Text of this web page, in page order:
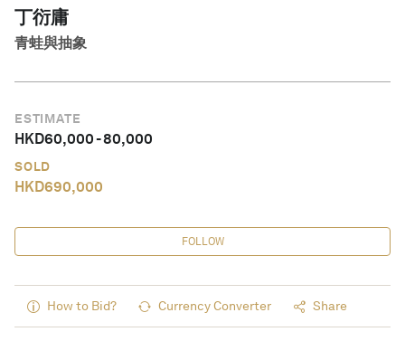
丁衍庸
青蛙與抽象
ESTIMATE
HKD60,000-80,000
SOLD
HKD690,000
FOLLOW
How to Bid? Currency Converter Share